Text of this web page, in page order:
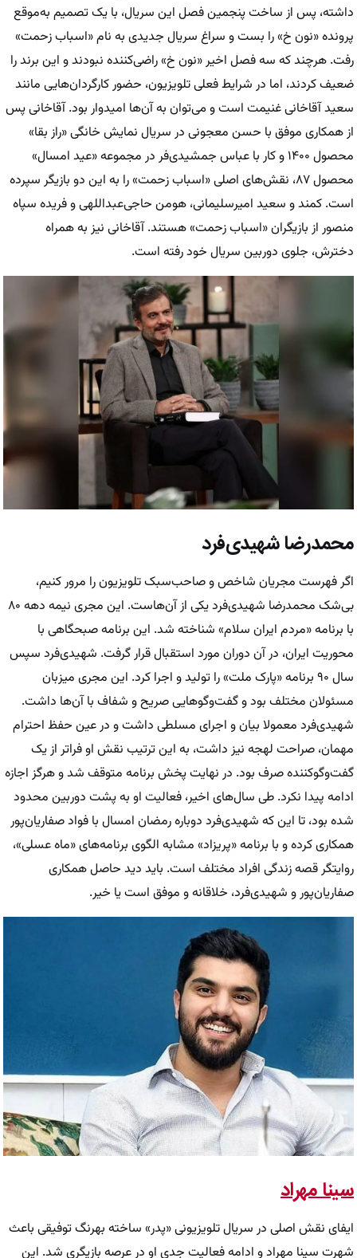
داشته، پس از ساخت پنجمین فصل این سریال، با یک تصمیم به‌موقع
پرونده «نون خ» را بست و سراغ سریال جدیدی به نام «اسباب زحمت»
رفت. هرچند که سه فصل اخیر «نون خ» راضی‌کننده نبودند و این برند را
ضعیف کردند، اما در شرایط فعلی تلویزیون، حضور کارگردان‌هایی مانند
سعید آقاخانی غنیمت است و می‌توان به آن‌ها امیدوار بود. آقاخانی پس
از همکاری موفق با حسن معجونی در سریال نمایش خانگی «راز بقا»
محصول ۱۴۰۰ و کار با عباس جمشیدی‌فر در مجموعه «عید امسال»
محصول ۸۷، نقش‌های اصلی «اسباب زحمت» را به این دو بازیگر سپرده
است. کمند و سعید امیرسلیمانی، هومن حاجی‌عبداللهی و فریده سپاه
منصور از بازیگران «اسباب زحمت» هستند. آقاخانی نیز به همراه
دخترش، جلوی دوربین سریال خود رفته است.
محمدرضا شهیدی‌فرد
اگر فهرست مجریان شاخص و صاحب‌سبک تلویزیون را مرور کنیم،
بی‌شک محمدرضا شهیدی‌فرد یکی از آن‌هاست. این مجری نیمه دهه ۸۰
با برنامه «مردم ایران سلام» شناخته شد. این برنامه صبحگاهی با
محوریت ایران، در آن دوران مورد استقبال قرار گرفت. شهیدی‌فرد سپس
سال ۹۰ برنامه «پارک ملت» را تولید و اجرا کرد. این مجری میزبان
مسئولان مختلف بود و گفت‌وگوهایی صریح و شفاف با آن‌ها داشت.
شهیدی‌فرد معمولا بیان و اجرای مسلطی داشت و در عین حفظ احترام
مهمان، صراحت لهجه نیز داشت، به این ترتیب نقش او فراتر از یک
گفت‌وگوکننده صرف بود. در نهایت پخش برنامه متوقف شد و هرگز اجازه
ادامه پیدا نکرد. طی سال‌های اخیر، فعالیت او به پشت دوربین محدود
شده بود، تا این که شهیدی‌فرد دوباره رمضان امسال با فواد صفاریان‌پور
همکاری کرده و با برنامه «پریزاد» مشابه الگوی برنامه‌های «ماه عسلی»،
روایتگر قصه زندگی افراد مختلف است. باید دید حاصل همکاری
صفاریان‌پور و شهیدی‌فرد، خلاقانه و موفق است یا خیر.
سینا مهراد
ایفای نقش اصلی در سریال تلویزیونی «پدر» ساخته بهرنگ توفیقی باعث
شهرت سینا مهراد و ادامه فعالیت جدی او در عرصه بازیگری شد. این